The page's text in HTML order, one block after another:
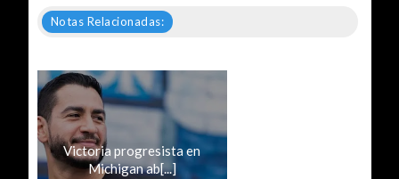
Notas Relacionadas:
Victoria progresista en
Michigan ab[...]